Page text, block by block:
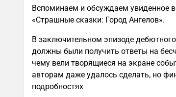
Вспоминаем и обсуждаем увиденное
«Страшные сказки: Город Ангелов».
В заключительном эпизоде
должны были получить ответы на
чему вели творящиеся на экране
авторам даже удалось сделать, но
подробностях